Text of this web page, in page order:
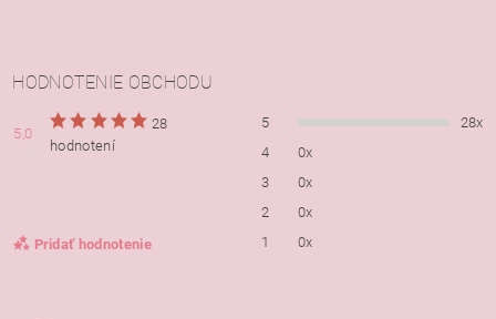
HODNOTENIE OBCHODU
5,0
28
hodnotení
Pridať hodnotenie
5
28x
4
0x
3
0x
2
0x
1
0x